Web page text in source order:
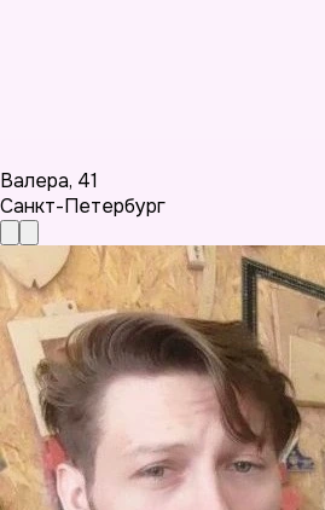
Валера, 41
Санкт-Петербург